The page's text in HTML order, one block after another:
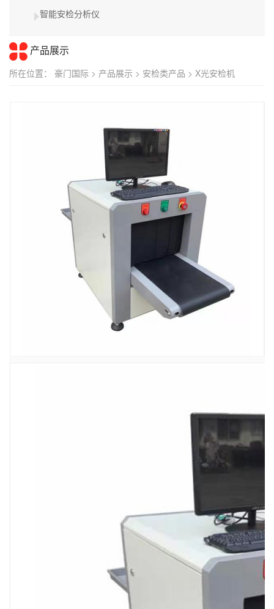
智能安检分析仪
产品展示
所在位置： 豪门国际 > 产品展示 > 安检类产品 > X光安检机